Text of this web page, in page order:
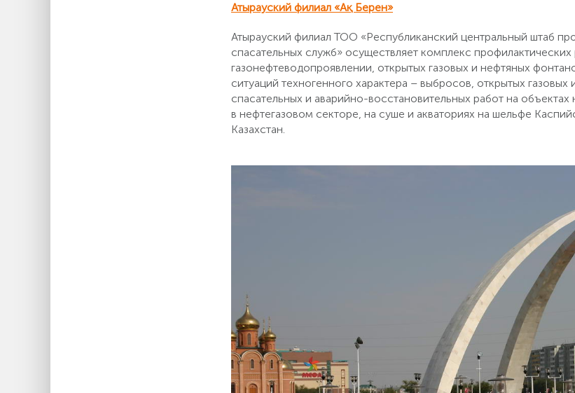
Атырауский филиал «Ақ Берен»
Атырауский филиал ТОО «Республиканский центральный штаб
спасательных служб» осуществляет комплекс
газонефтеводопроявлении, открытых газовых и нефтяных
ситуаций техногенного характера – выбросов, открытых
спасательных и аварийно-восстановительных работ на
в нефтегазовом секторе, на суше и акваториях на шельфе
Казахстан.